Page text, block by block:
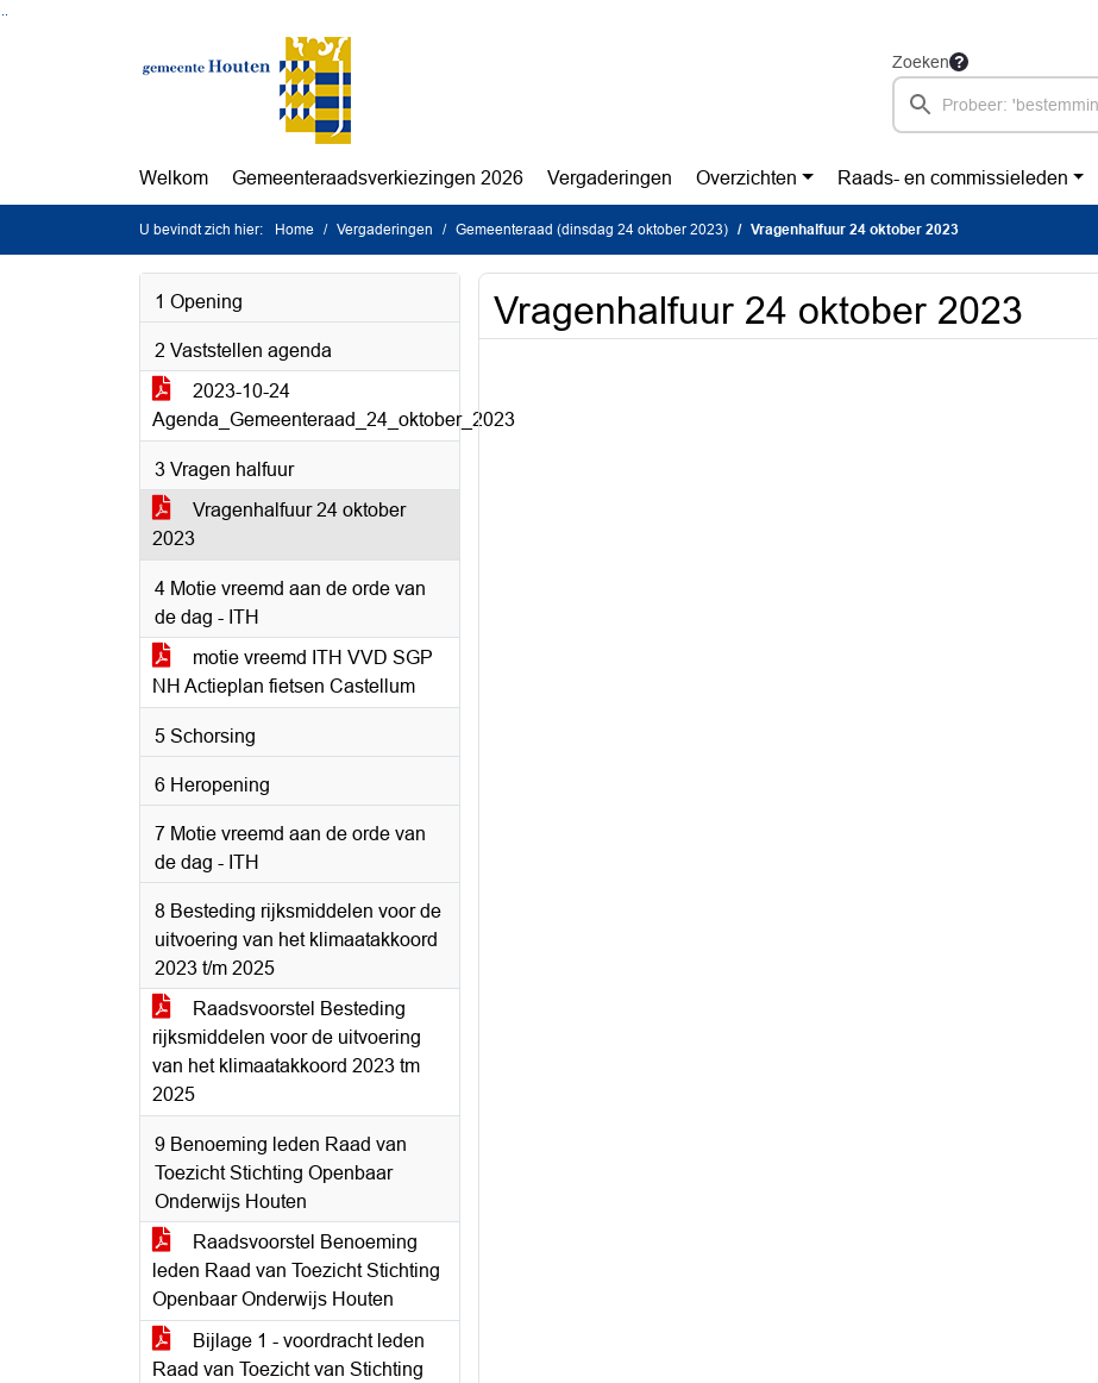
Zoeken
Welkom Gemeenteraadsverkiezingen 2026 Vergaderingen Overzichten Raads- en commissieleden
U bevindt zich hier: Home Vergaderingen Gemeenteraad (dinsdag 24 oktober 2023) Vragenhalfuur 24 oktober 2023
1 Opening
2 Vaststellen agenda
2023-10-24
Agenda_Gemeenteraad_24_oktober_2023
3 Vragen halfuur
Vragenhalfuur 24 oktober
2023
4 Motie vreemd aan de orde van
de dag - ITH
motie vreemd ITH VVD SGP
NH Actieplan fietsen Castellum
5 Schorsing
6 Heropening
7 Motie vreemd aan de orde van
de dag - ITH
8 Besteding rijksmiddelen voor de
uitvoering van het klimaatakkoord
2023 t/m 2025
Raadsvoorstel Besteding
rijksmiddelen voor de uitvoering
van het klimaatakkoord 2023 tm
2025
9 Benoeming leden Raad van
Toezicht Stichting Openbaar
Onderwijs Houten
Raadsvoorstel Benoeming
leden Raad van Toezicht Stichting
Openbaar Onderwijs Houten
Bijlage 1 - voordracht leden
Raad van Toezicht van Stichting
Vragenhalfuur 24 oktober 2023